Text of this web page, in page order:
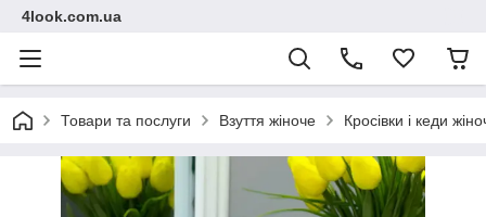
4look.com.ua
Товари та послуги Взуття жіноче Кросівки і кеди